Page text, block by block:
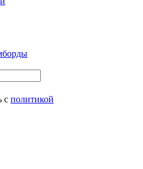
с политикой